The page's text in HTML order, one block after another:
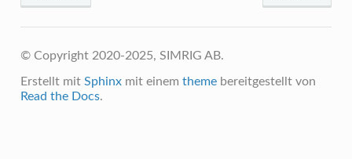
© Copyright 2020-2025, SIMRIG AB.
Erstellt mit Sphinxmit einem themebereitgestellt von
Read the Docs.